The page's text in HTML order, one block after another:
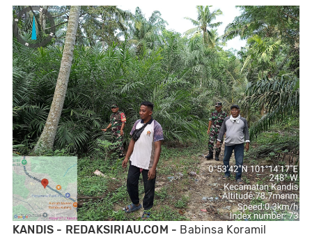
KANDIS - REDAKSIRIAU.COM - Babinsa Koramil